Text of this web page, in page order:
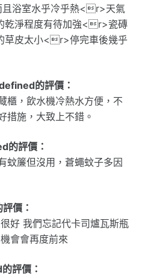
浴室水乎冷乎熱<r>天氣
乾淨程度有待加強<r>瓷磚
皮太小<r>停完車後幾乎
的評價：
櫃，飲水機冷熱水方便，不
措施，大致上不錯。
評價：
蚊簾但沒用，蒼蠅蚊子多因
價：
好 我們忘記代卡司爐瓦斯瓶
會會再度前來
評價：